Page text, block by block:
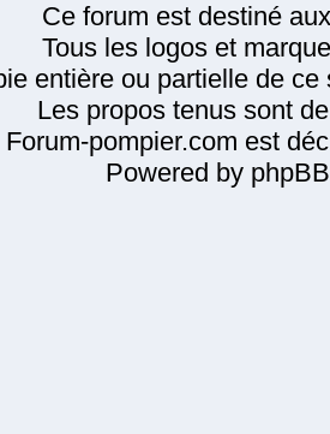
Ce forum est destiné
Tous les logos et
entière ou partielle de
Les propos tenus sont
Forum-pompier.com est
Powered by